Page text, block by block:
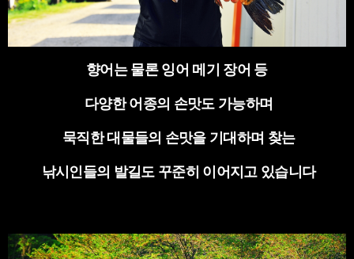
향어는 물론 잉어 메기 장어 등
다양한 어종의 손맛도 가능하며
묵직한 대물들의 손맛을 기대하며 찾는
낚시인들의 발길도 꾸준히 이어지고 있습니다